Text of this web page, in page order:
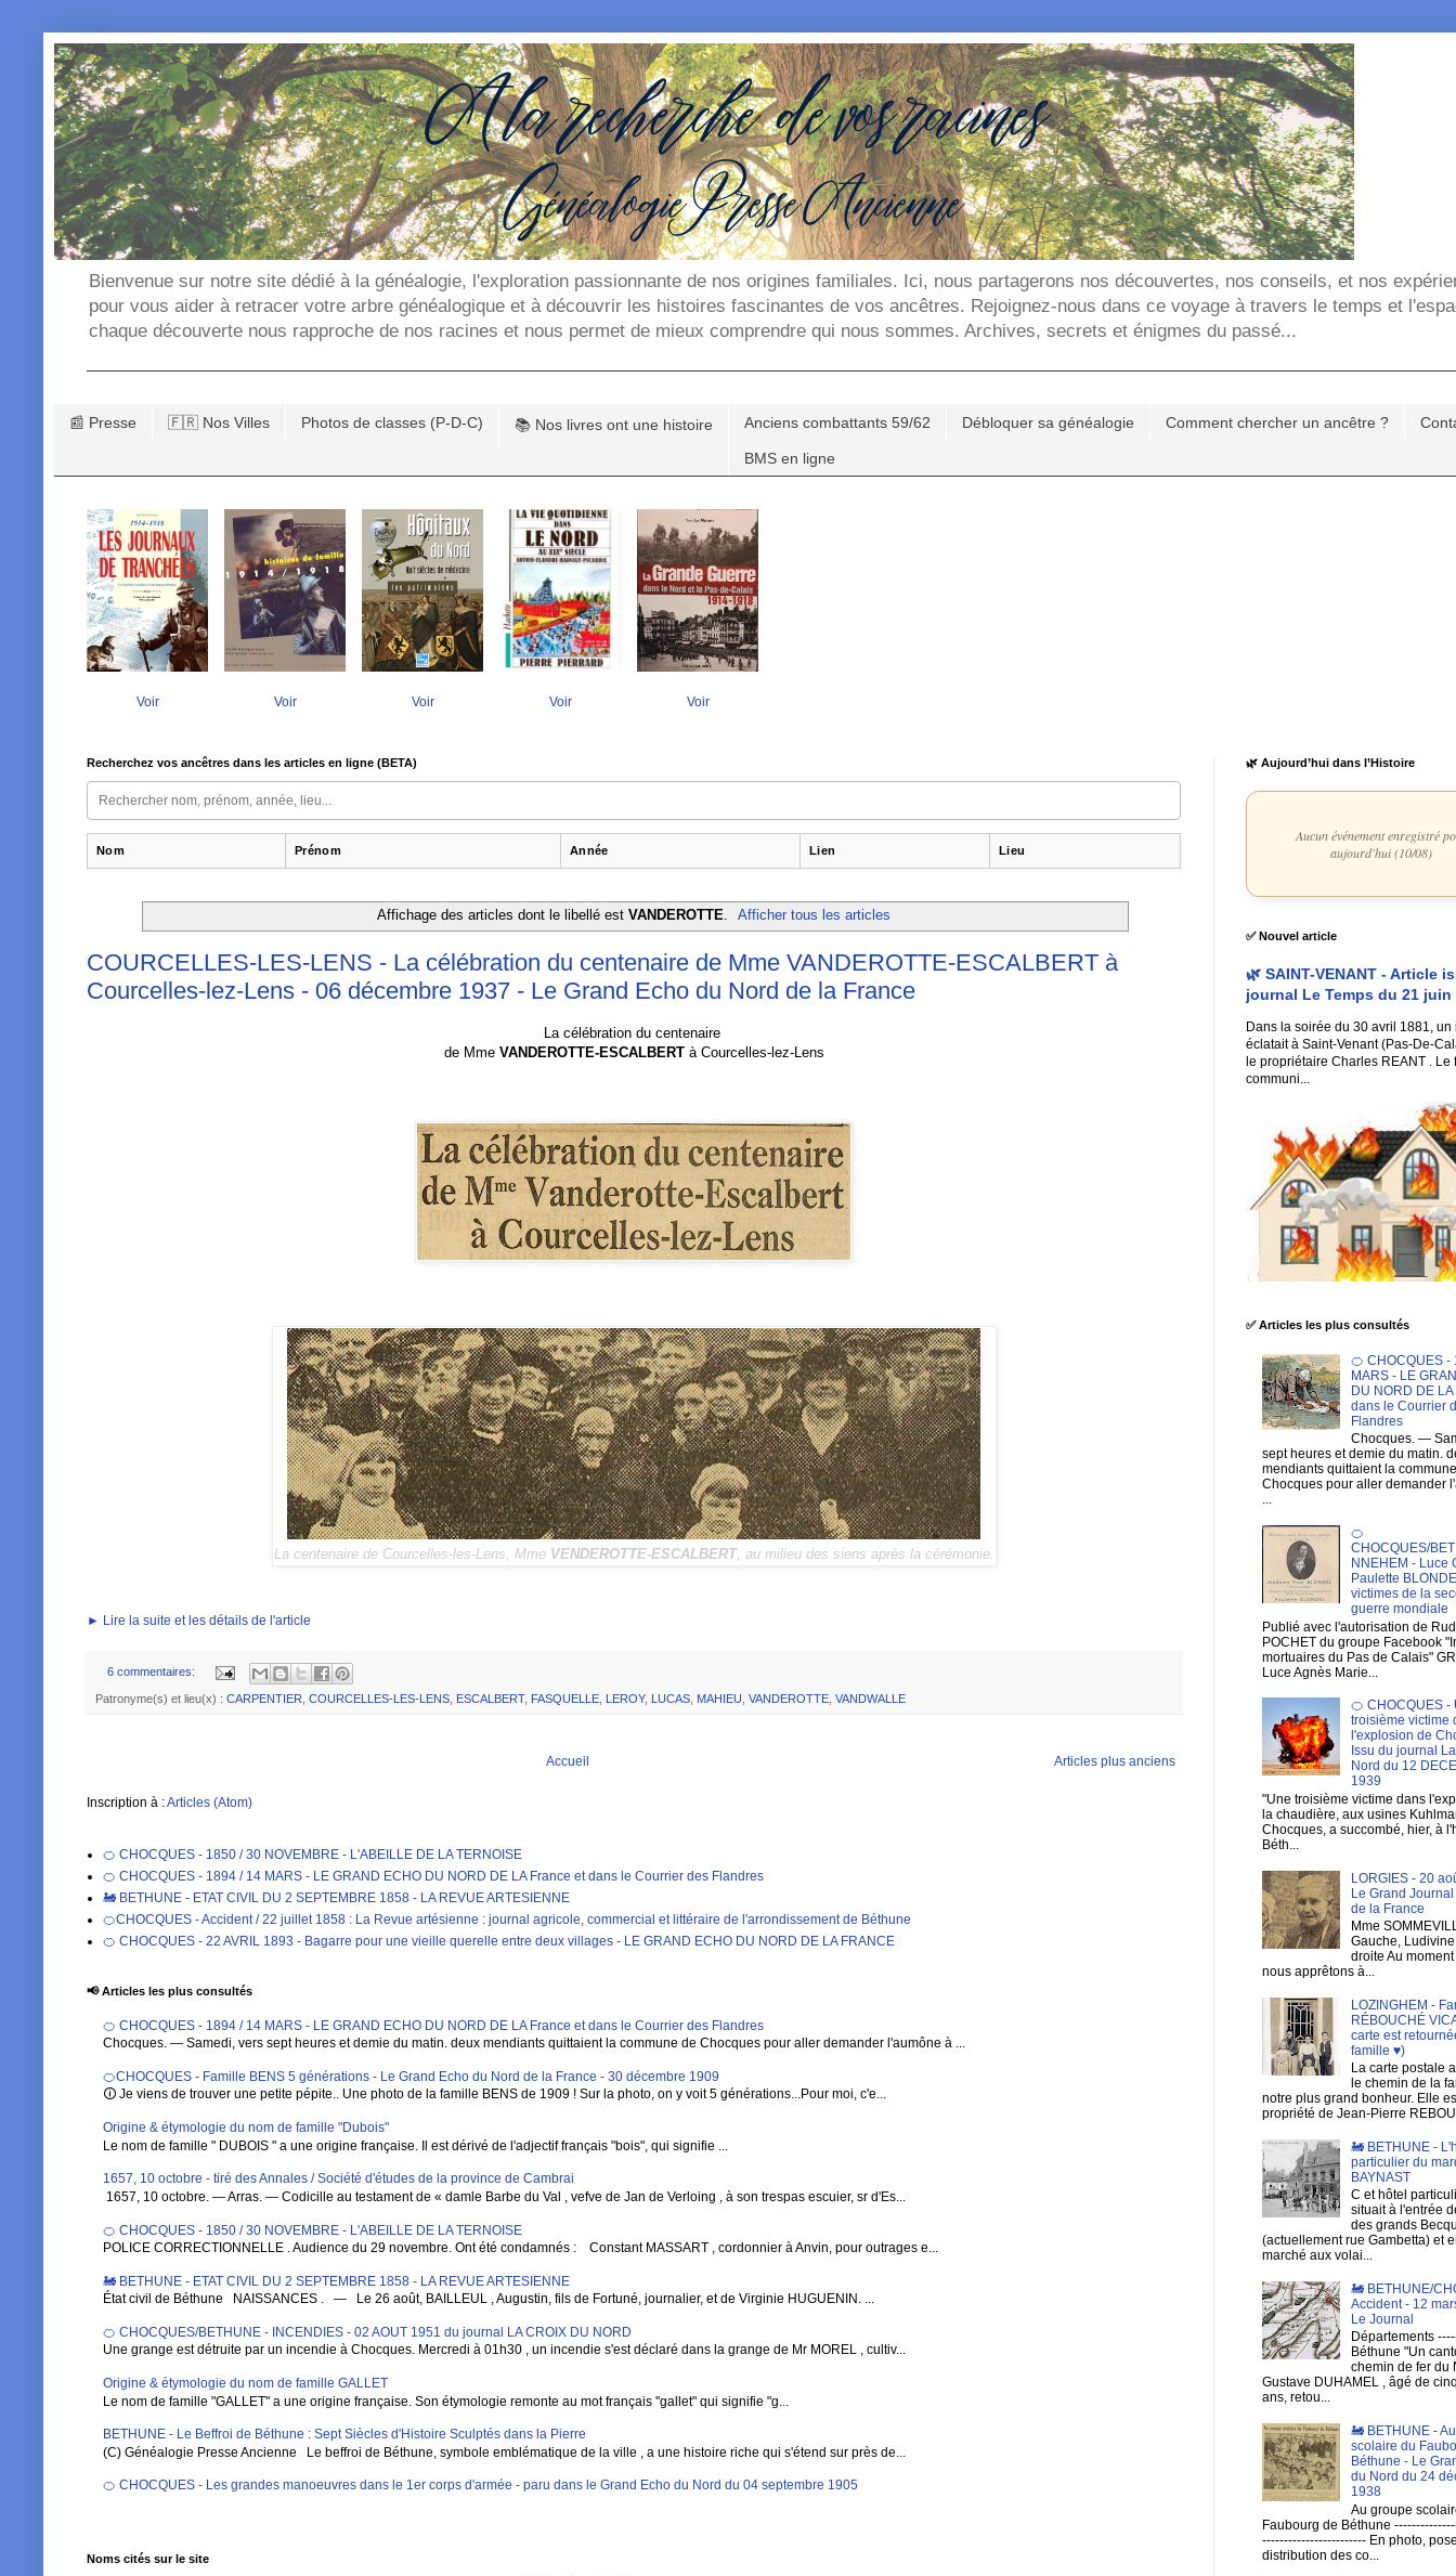
Bienvenue sur notre site dédié à la généalogie, l'exploration passionnante de nos origines familiales. Ici, nous partagerons nos découvertes, nos conseils, et nos
pour vous aider à retracer votre arbre généalogique et à découvrir les histoires fascinantes de vos ancêtres. Rejoignez-nous dans ce voyage à travers le temps et
chaque découverte nous rapproche de nos racines et nous permet de mieux comprendre qui nous sommes. Archives, secrets et énigmes du passé...
📰 Presse 🇫🇷 Nos Villes Photos de classes (P-D-C) 📚 Nos livres ont une histoire Anciens combattants 59/62 Débloquer sa généalogie Comment chercher un ancêtre ?
BMS en ligne
Voir Voir Voir Voir Voir
Recherchez vos ancêtres dans les articles en ligne (BETA)
Nom Prénom Année Lien Lieu
Affichage des articles dont le libellé est VANDEROTTE Afficher tous les articles
COURCELLES-LES-LENS - La célébration du centenaire de Mme VANDEROTTE-ESCALBERT à
Courcelles-lez-Lens - 06 décembre 1937 - Le Grand Echo du Nord de la France
La célébration du centenaire
de Mme VANDEROTTE-ESCALBERT à Courcelles-lez-Lens
La centenaire de Courcelles-les-Lens, Mme VENDEROTTE-ESCALBERT, au milieu des siens après la cérémonie.
► Lire la suite et les détails de l'article
6 commentaires:
Patronyme(s) et lieu(x) : CARPENTIER COURCELLES-LES-LENS ESCALBERT, FASQUELLE LEROY, LUCAS MAHIEU VANDEROTTE VANDWALLE
Articles plus anciens
Accueil
Inscription à :Articles (Atom)
🍊 CHOCQUES - 1850 / 30 NOVEMBRE - L'ABEILLE DE LA TERNOISE
🍊 CHOCQUES - 1894 / 14 MARS - LE GRAND ECHO DU NORD DE LA France et dans le Courrier des Flandres
🚂 BETHUNE - ETAT CIVIL DU 2 SEPTEMBRE 1858 - LA REVUE ARTESIENNE
🍊CHOCQUES - Accident / 22 juillet 1858 : La Revue artésienne : journal agricole, commercial et littéraire de l'arrondissement de Béthune
🍊 CHOCQUES - 22 AVRIL 1893 - Bagarre pour une vieille querelle entre deux villages - LE GRAND ECHO DU NORD DE LA FRANCE
📢 Articles les plus consultés
🍊 CHOCQUES - 1894 / 14 MARS - LE GRAND ECHO DU NORD DE LA France et dans le Courrier des Flandres
Chocques. — Samedi, vers sept heures et demie du matin. deux mendiants quittaient la commune de Chocques pour aller demander l'aumône à ...
🍊CHOCQUES - Famille BENS 5 générations - Le Grand Echo du Nord de la France - 30 décembre 1909
🛈 Je viens de trouver une petite pépite.. Une photo de la famille BENS de 1909 ! Sur la photo, on y voit 5 générations...Pour moi, c'e...
Origine & étymologie du nom de famille "Dubois"
Le nom de famille " DUBOIS " a une origine française. Il est dérivé de l'adjectif français "bois", qui signifie ...
1657, 10 octobre - tiré des Annales / Société d'études de la province de Cambrai
1657, 10 octobre. — Arras. — Codicille au testament de « damle Barbe du Val , vefve de Jan de Verloing , à son trespas escuier, sr d'Es...
🍊 CHOCQUES - 1850 / 30 NOVEMBRE - L'ABEILLE DE LA TERNOISE
POLICE CORRECTIONNELLE . Audience du 29 novembre. Ont été condamnés : Constant MASSART , cordonnier à Anvin, pour outrages e...
🚂 BETHUNE - ETAT CIVIL DU 2 SEPTEMBRE 1858 - LA REVUE ARTESIENNE
État civil de Béthune NAISSANCES . — Le 26 août, BAILLEUL , Augustin, fils de Fortuné, journalier, et de Virginie HUGUENIN. ...
🍊 CHOCQUES/BETHUNE - INCENDIES - 02 AOUT 1951 du journal LA CROIX DU NORD
Une grange est détruite par un incendie à Chocques. Mercredi à 01h30 , un incendie s'est déclaré dans la grange de Mr MOREL , cultiv...
Origine & étymologie du nom de famille GALLET
Le nom de famille "GALLET" a une origine française. Son étymologie remonte au mot français "gallet" qui signifie "g...
BETHUNE - Le Beffroi de Béthune : Sept Siècles d'Histoire Sculptés dans la Pierre
(C) Généalogie Presse Ancienne Le beffroi de Béthune, symbole emblématique de la ville , a une histoire riche qui s'étend sur près de...
🍊 CHOCQUES - Les grandes manoeuvres dans le 1er corps d'armée - paru dans le Grand Echo du Nord du 04 septembre 1905
Noms cités sur le site
🌿 Aujourd’hui dans l’Histoire
Aucun événement enregistré
aujourd'hui (10/08)
✅ Nouvel article
🌿 SAINT-VENANT - Article
journal Le Temps du 21 juin
Dans la soirée du 30 avril 1881,
éclatait à Saint-Venant (Pas-De-
le propriétaire Charles REANT . Le
communi...
✅ Articles les plus consultés
🍊 CHOCQUES -
MARS - LE
DU NORD DE
dans le Courrier
Flandres
Chocques. —
sept heures et demie du matin.
mendiants quittaient la
Chocques pour aller demander
...
🍊
CHOCQUES/
NNEHEM - Luce
Paulette
victimes de la
guerre mondiale
Publié avec l'autorisation de
POCHET du groupe Facebook
mortuaires du Pas de Calais"
Luce Agnès Marie...
🍊 CHOCQUES -
troisième victime
l'explosion de
Issu du journal
Nord du 12
1939
"Une troisième victime dans
la chaudière, aux usines
Chocques, a succombé, hier, à
Béth...
LORGIES - 20
Le Grand
de la France
Mme
Gauche,
droite Au
nous apprêtons à...
LOZINGHEM -
RÉBOUCHÉ
carte est
famille ♥)
La carte postale
le chemin de la
notre plus grand bonheur. Elle
propriété de Jean-Pierre
🚂 BETHUNE -
particulier du
BAYNAST
C et hôtel
situait à l'entrée
des grands
(actuellement rue Gambetta) et
marché aux volai...
🚂 BETHUNE/
Accident - 12
Le Journal
Départements
Béthune "Un
chemin de fer du
Gustave DUHAMEL , âgé de
ans, retou...
🚂 BETHUNE -
scolaire du
Béthune - Le
du Nord du 24
1938
Au groupe
Faubourg de Béthune
------------------------ En photo,
distribution des co...